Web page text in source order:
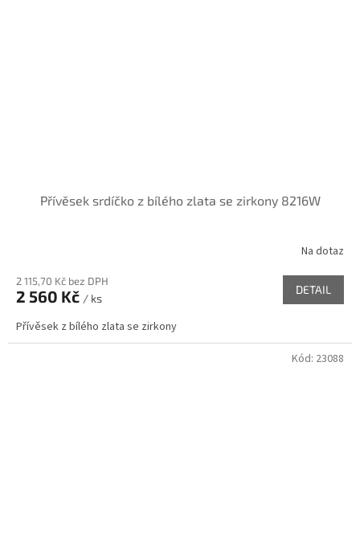
Přívěsek srdíčko z bílého zlata se zirkony 8216W
Na dotaz
2 115,70 Kč bez DPH
2 560 Kč / ks
DETAIL
Přívěsek z bílého zlata se zirkony
Kód: 23088